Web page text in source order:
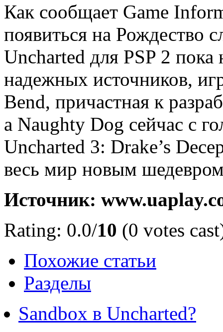
Как сообщает Game
появиться на Рождество
Uncharted для PSP 2 пока
надежных источников,
Bend, причастная к
а Naughty Dog сейчас с
Uncharted 3: Drake’s
весь мир новым
Источник:
Rating: 0.0/10 (0 votes
Похожие статьи
Разделы
Sandbox в Uncharted?